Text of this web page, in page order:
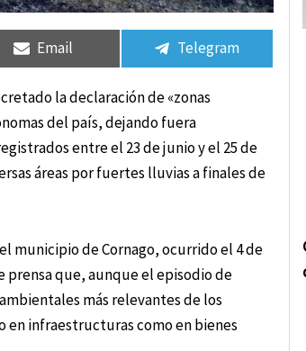
Compartir
en
Email
Compartir
en
Telegram
la declaración de «zonas
del país, dejando fuera
entre el 23 de junio y el 25 de
áreas por fuertes lluvias a finales de
municipio de Cornago, ocurrido el 4 de
prensa que, aunque el episodio de
más relevantes de los
en infraestructuras como en bienes
Compartir
en
Compartir
en